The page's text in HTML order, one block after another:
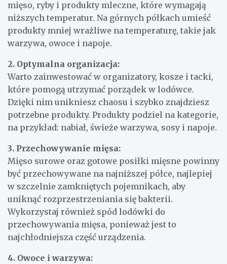
mięso, ryby i produkty mleczne, które wymagają
niższych temperatur. Na górnych półkach umieść
produkty mniej wrażliwe na temperaturę, takie jak
warzywa, owoce i napoje.
2. Optymalna organizacja:
Warto zainwestować w organizatory, kosze i tacki,
które pomogą utrzymać porządek w lodówce.
Dzięki nim unikniesz chaosu i szybko znajdziesz
potrzebne produkty. Produkty podziel na kategorie,
na przykład: nabiał, świeże warzywa, sosy i napoje.
3. Przechowywanie mięsa:
Mięso surowe oraz gotowe posiłki mięsne powinny
być przechowywane na najniższej półce, najlepiej
w szczelnie zamkniętych pojemnikach, aby
uniknąć rozprzestrzeniania się bakterii.
Wykorzystaj również spód lodówki do
przechowywania mięsa, ponieważ jest to
najchłodniejsza część urządzenia.
4. Owoce i warzywa: